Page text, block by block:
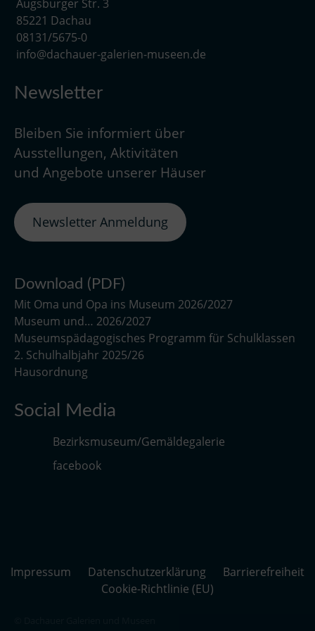
Augsburger Str. 3
85221 Dachau
08131/5675-0
info@dachauer-galerien-museen.de
Newsletter
Bleiben Sie informiert über
Ausstellungen, Aktivitäten
und Angebote unserer Häuser
Newsletter Anmeldung
Download (PDF)
Mit Oma und Opa ins Museum 2026/2027
Museum und… 2026/2027
Museumspädagogisches Programm für Schulklassen
2. Schulhalbjahr 2025/26
Hausordnung
Social Media
Bezirksmuseum/Gemäldegalerie
facebook
Impressum Datenschutzerklärung
Barrierefreiheit
Cookie-Richtlinie (EU)